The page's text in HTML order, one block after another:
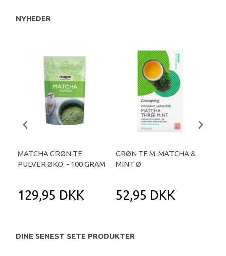
NYHEDER
MATCHA GRØN TE
PULVER ØKO. - 100 GRAM
129,95 DKK
GRØN TE M. MATCHA &
MINT Ø
52,95 DKK
DINE SENEST SETE PRODUKTER